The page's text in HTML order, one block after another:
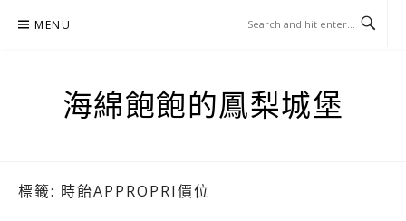
MENU
海綿飽飽的鳳梨城堡
標籤: 時飴APPROPRI價位